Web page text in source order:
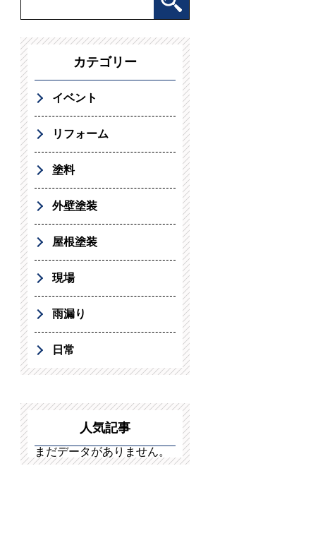
カテゴリー
イベント
リフォーム
塗料
外壁塗装
屋根塗装
現場
雨漏り
日常
人気記事
まだデータがありません。